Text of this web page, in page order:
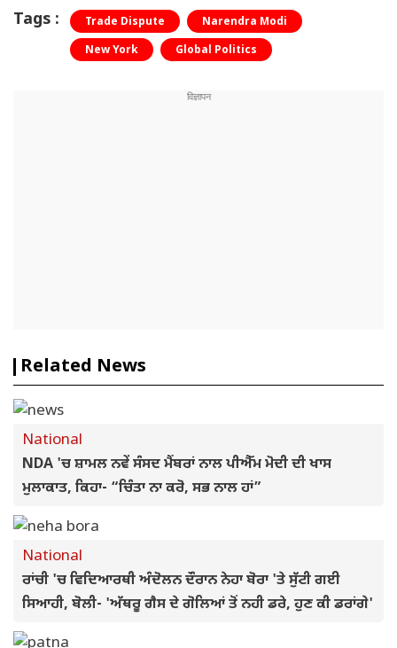
Tags : Trade Dispute
Narendra Modi
New York
Global Politics
Related News
National
NDA 'ਚ ਸ਼ਾਮਲ ਨਵੇਂ ਸੰਸਦ ਮੈਂਬਰਾਂ ਨਾਲ ਪੀਐੱਮ ਮੋਦੀ ਦੀ ਖਾਸ
ਮੁਲਾਕਾਤ, ਕਿਹਾ- “ਚਿੰਤਾ ਨਾ ਕਰੋ, ਸਭ ਨਾਲ ਹਾਂ”
National
ਰਾਂਚੀ 'ਚ ਵਿਦਿਆਰਥੀ ਅੰਦੋਲਨ ਦੌਰਾਨ ਨੇਹਾ ਬੋਰਾ 'ਤੇ ਸੁੱਟੀ ਗਈ
ਸਿਆਹੀ, ਬੋਲੀ- 'ਅੱਥਰੂ ਗੈਸ ਦੇ ਗੋਲਿਆਂ ਤੋਂ ਨਹੀ ਡਰੇ, ਹੁਣ ਕੀ ਡਰਾਂਗੇ'